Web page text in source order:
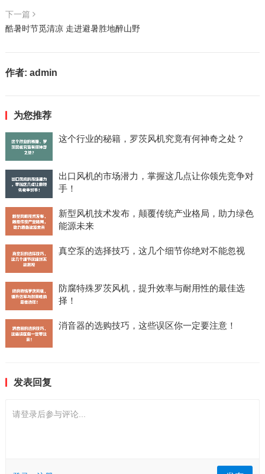
下一篇
酷暑时节觅清凉 走进避暑胜地醉山野
作者: admin
为您推荐
这个行业的秘籍，罗茨风机究竟有何神奇之处？
出口风机的市场潜力，掌握这几点让你领先竞争对
手！
新型风机技术发布，颠覆传统产业格局，助力绿色
能源未来
真空泵的选择技巧，这几个细节你绝对不能忽视
防腐特殊罗茨风机，提升效率与耐用性的最佳选
择！
消音器的选购技巧，这些误区你一定要注意！
发表回复
请登录后参与评论...